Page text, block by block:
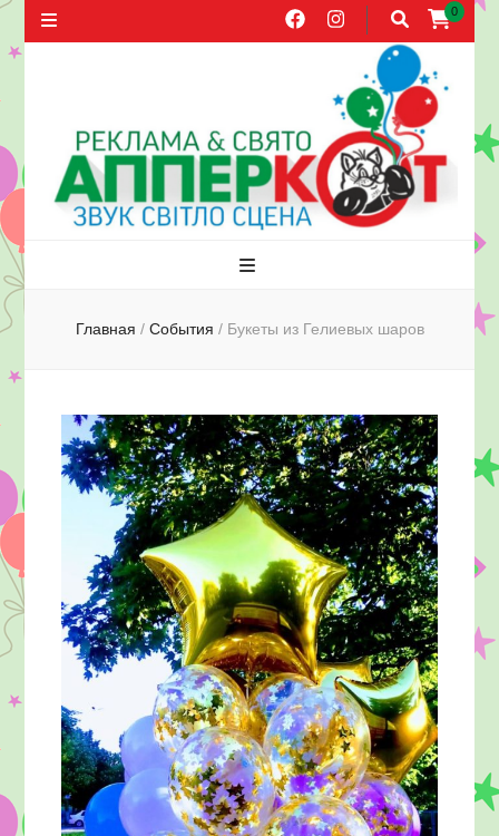
0
Агентство
рекламы и
праздника
АППЕРКОТ.
Херсон
распространение листовок в Херсоне
Главная / События / Букеты из Гелиевых шаров